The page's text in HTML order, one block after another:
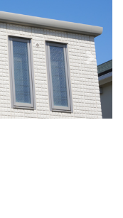
Next